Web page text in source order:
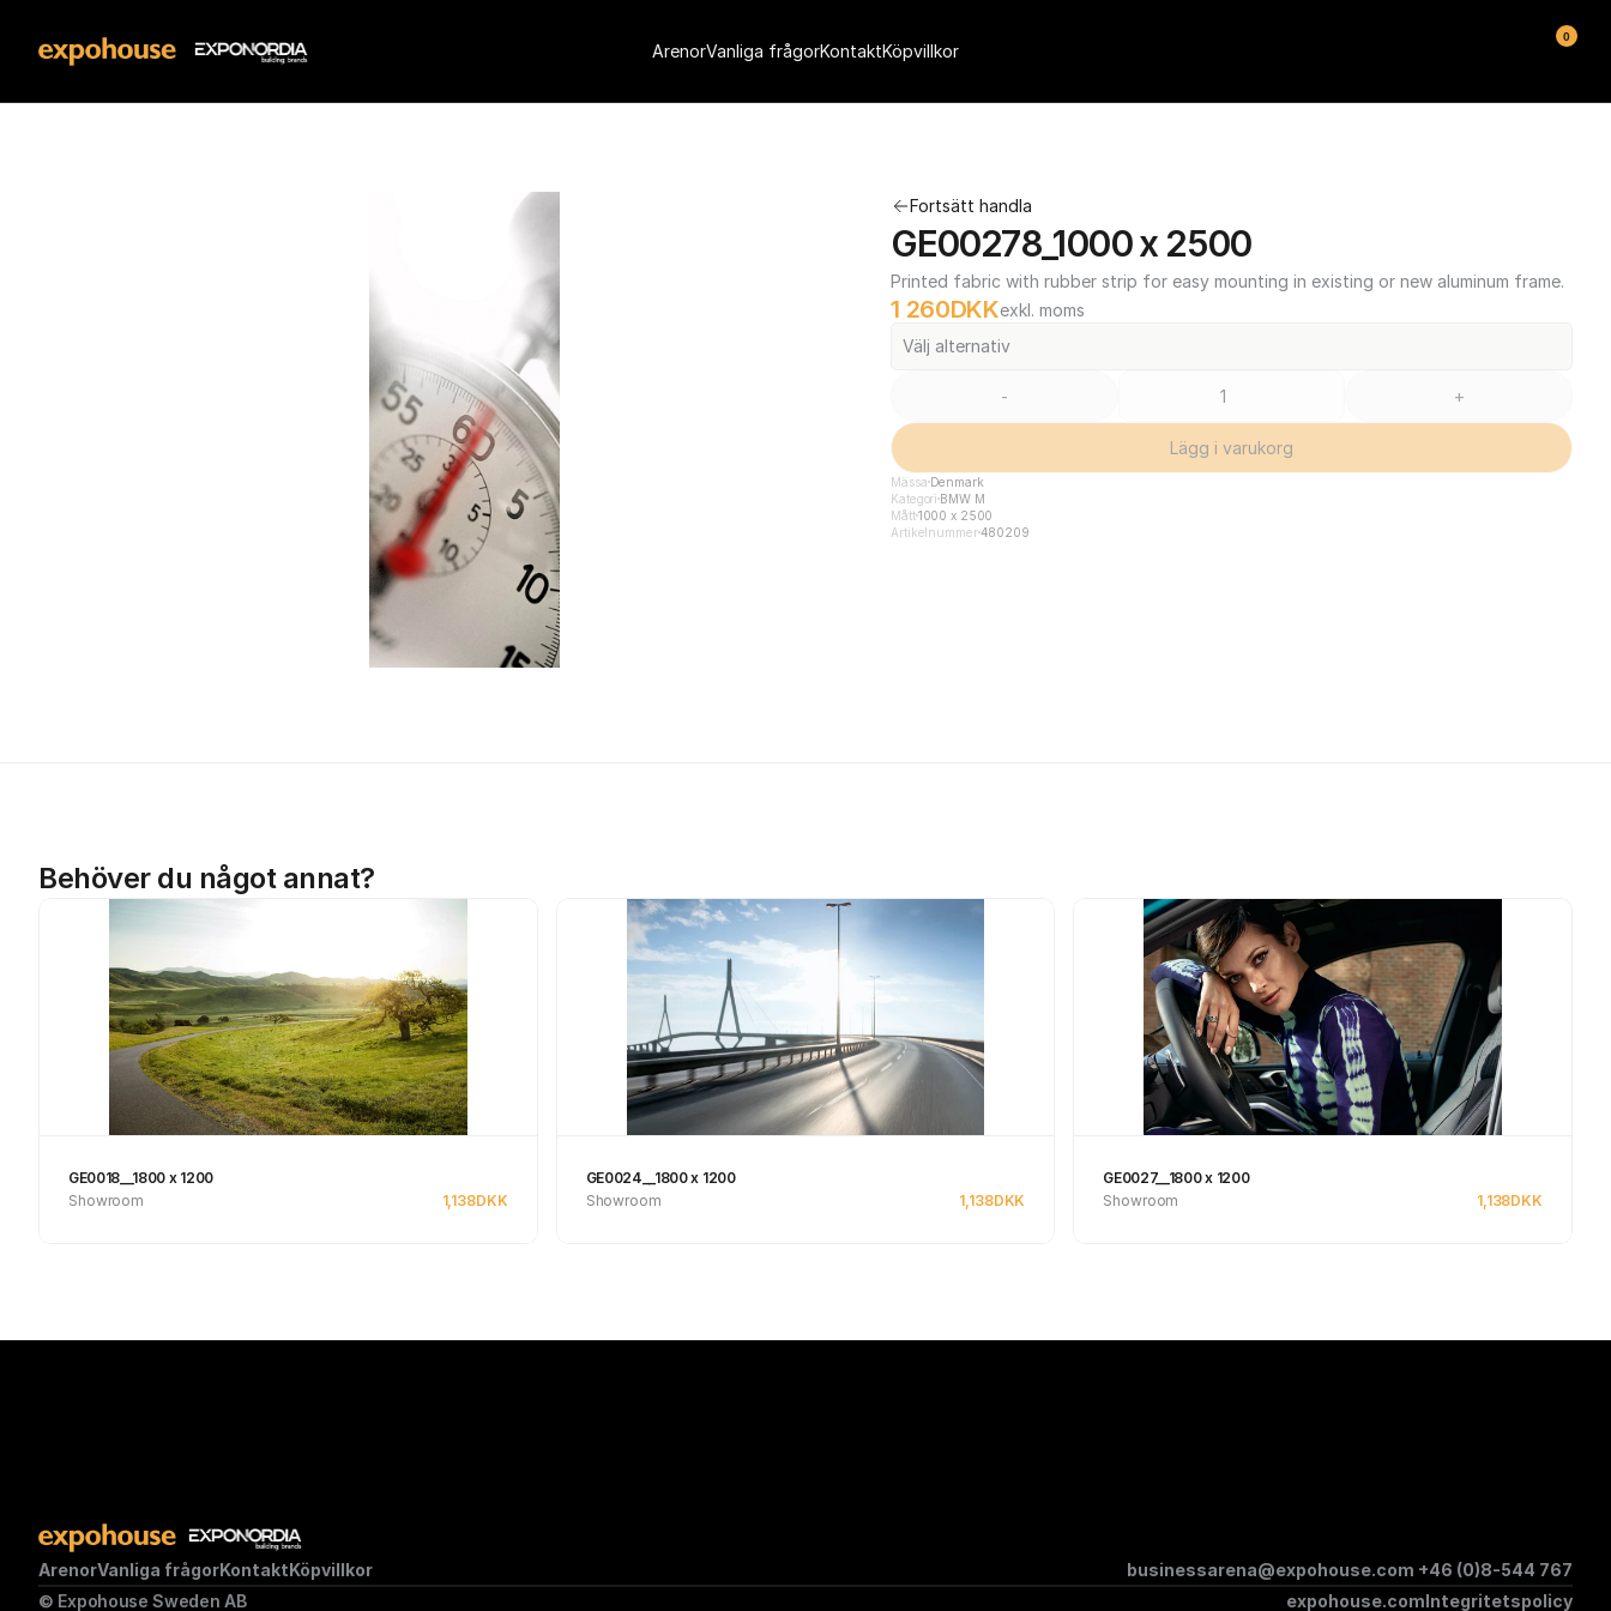
Fortsätt handla
GE00278_1000 x 2500
Printed fabric with rubber strip for easy mounting in existing or new aluminum frame.
1 260DKKexkl. moms
Välj alternativ
- +
Lägg i varukorg
Mässa Denmark
Kategori BMW M
Mått1000 x 2500
Artikelnummer480209
Behöver du något annat?
GE0018__1800 x 1200
Showroom
1,138DKK
GE0024__1800 x 1200
Showroom
1,138DKK
GE0027__1800 x 1200
Showroom
1,138DKK
ArenorVanliga frågorKontaktKöpvillkor businessarena@expohouse.com +46 (0)8-544 767
© Expohouse Sweden AB
expohouse.comIntegritetspolicy
ArenorVanliga frågorKontaktKöpvillkor
0